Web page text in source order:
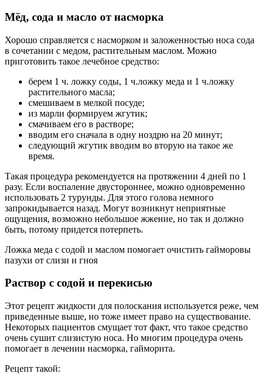
Мёд, сода и масло от насморка
Хорошо справляется с насморком и заложенностью носа сода
в сочетании с медом, растительным маслом. Можно
приготовить такое лечебное средство:
берем 1 ч. ложку соды, 1 ч.ложку меда и 1 ч.ложку
растительного масла;
смешиваем в мелкой посуде;
из марли формируем жгутик;
смачиваем его в растворе;
вводим его сначала в одну ноздрю на 20 минут;
следующий жгутик вводим во вторую на такое же
время.
Такая процедура рекомендуется на протяжении 4 дней по 1
разу. Если воспаление двустороннее, можно одновременно
использовать 2 турунды. Для этого голова немного
запрокидывается назад. Могут возникнут неприятные
ощущения, возможно небольшое жжение, но так и должно
быть, потому придется потерпеть.
Ложка меда с содой и маслом помогает очистить гайморовы
пазухи от слизи и гноя
Раствор с содой и перекисью
Этот рецепт жидкости для полоскания используется реже, чем
приведенные выше, но тоже имеет право на существование.
Некоторых пациентов смущает тот факт, что такое средство
очень сушит слизистую носа. Но многим процедура очень
помогает в лечении насморка, гайморита.
Рецепт такой: